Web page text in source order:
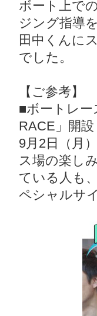
ボート上で
ジング指導
田中くんに
でした。
【ご参考】
■ボートレー
RACE」開設
9月2日（月
ス場の楽し
ている人も
ペシャルサ